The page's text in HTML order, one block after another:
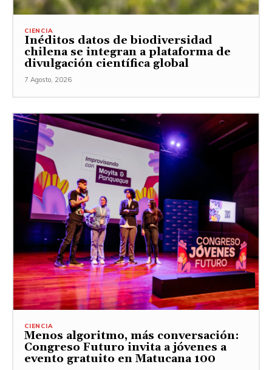
CIENCIA
Inéditos datos de biodiversidad
chilena se integran a plataforma de
divulgación científica global
7 Agosto, 2026
CIENCIA
Menos algoritmo, más conversación:
Congreso Futuro invita a jóvenes a
evento gratuito en Matucana 100